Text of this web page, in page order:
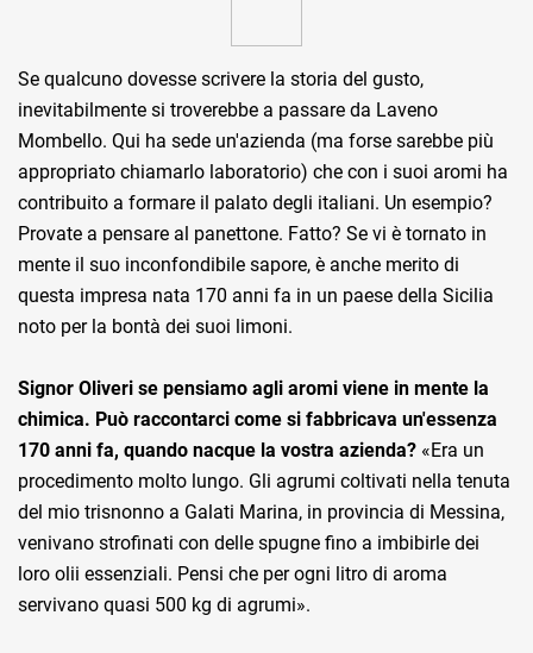
Se qualcuno dovesse scrivere la storia del gusto,
inevitabilmente si troverebbe a passare da Laveno
Mombello. Qui ha sede un'azienda (ma forse sarebbe più
appropriato chiamarlo laboratorio) che con i suoi aromi ha
contribuito a formare il palato degli italiani. Un esempio?
Provate a pensare al panettone. Fatto? Se vi è tornato in
mente il suo inconfondibile sapore, è anche merito di
questa impresa nata 170 anni fa in un paese della Sicilia
noto per la bontà dei suoi limoni.
Signor Oliveri se pensiamo agli aromi viene in mente la
chimica. Può raccontarci come si fabbricava un'essenza
170 anni fa, quando nacque la vostra azienda? «Era un
procedimento molto lungo. Gli agrumi coltivati nella tenuta
del mio trisnonno a Galati Marina, in provincia di Messina,
venivano strofinati con delle spugne fino a imbibirle dei
loro olii essenziali. Pensi che per ogni litro di aroma
servivano quasi 500 kg di agrumi».